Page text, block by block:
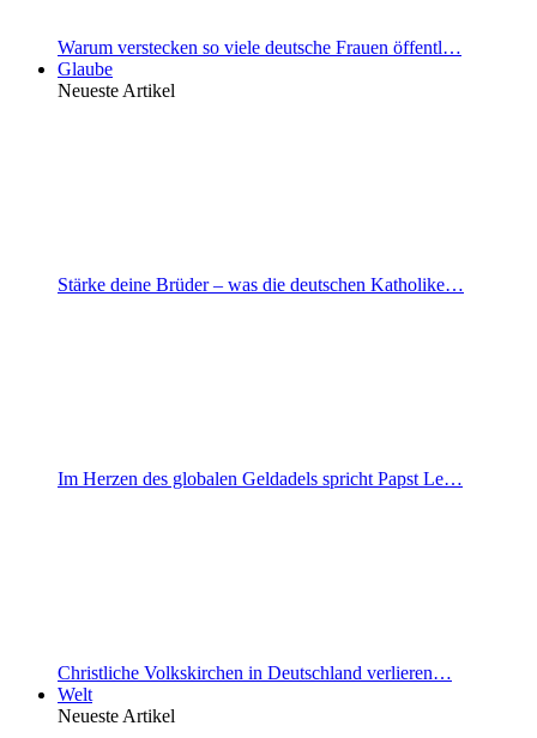
Warum verstecken so viele deutsche Frauen öffentl…
Glaube
Neueste Artikel
Stärke deine Brüder – was die deutschen Katholike…
Im Herzen des globalen Geldadels spricht Papst Le…
Christliche Volkskirchen in Deutschland verlieren…
Welt
Neueste Artikel